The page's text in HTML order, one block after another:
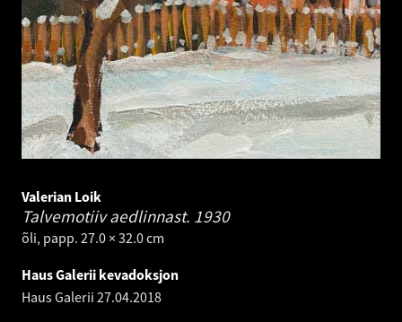
Valerian Loik
Talvemotiiv aedlinnast. 1930
õli, papp. 27.0 × 32.0 cm
Haus Galerii kevadoksjon
Haus Galerii 27.04.2018